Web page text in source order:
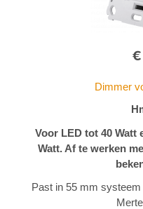
Dimmer
Voor LED tot 40 Watt
Watt. Af te werken
Past in 55 mm